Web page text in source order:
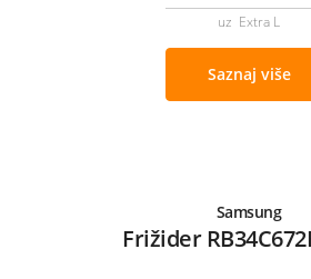
uz Extra L
Saznaj više
Samsung
Frižider